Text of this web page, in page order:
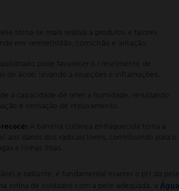
torna-se mais reativa a produtos e fatores
em vermelhidão, comichão e irritação.
pode favorecer o crescimento de
de acne, levando a erupções e inflamações.
a capacidade de reter a humidade, resultando
e sensação de repuxamento.
A barreira cutânea enfraquecida torna a
aos danos dos radicais livres, contribuindo para o
e linhas finas.
e radiante, é fundamental manter o pH da pele
rotina de cuidados com a pele adequada, a Água